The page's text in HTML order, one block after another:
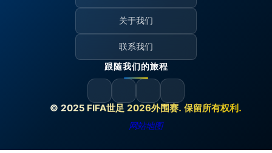
© 2025 FIFA世足 2026外围赛. 保留所有权利.
网站地图
关于我们
联系我们
跟随我们的旅程